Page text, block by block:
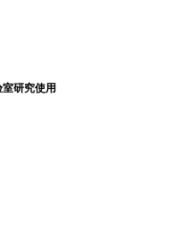
研究使用